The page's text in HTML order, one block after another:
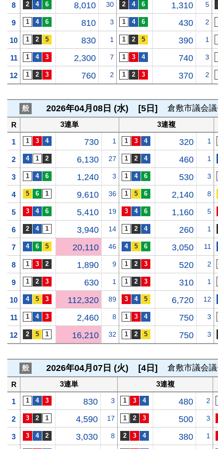
8 8,010 30 1,310 5
9 810 3 430 2
10 830 1 390 1
11 2,300 7 740 3
12 760 2 370 2
般 2026年04月08日 (水) [5日] 倉敷市議会
R 3連単 3連複
1 730 1 320 1
2 6,130 27 460 1
3 1,240 3 530 3
4 9,610 36 2,140 8
5 5,410 19 1,160 5
6 3,940 14 260 1
7 20,110 46 3,050 11
8 1,890 9 520 2
9 630 1 310 1
10 112,320 89 6,720 12
11 2,460 8 750 3
12 16,210 32 750 3
般 2026年04月07日 (火) [4日] 倉敷市議会
R 3連単 3連複
1 830 3 480 2
2 4,590 17 500 3
3 3,030 8 380 1